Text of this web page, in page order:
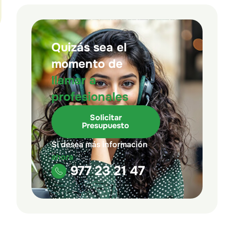
Quizás sea el
momento de
llamar a
profesionales
Solicitar
Presupuesto
Si desea más información
ahora
977 23 21 47